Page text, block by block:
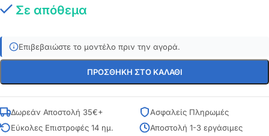
Σε απόθεμα
Επιβεβαιώστε το μοντέλο πριν την αγορά.
ΠΡΟΣΘΉΚΗ ΣΤΟ ΚΑΛΆΘΙ
Δωρεάν Αποστολή 35€+
Ασφαλείς Πληρωμές
Εύκολες Επιστροφές 14 ημ.
Αποστολή 1-3 εργάσιμες